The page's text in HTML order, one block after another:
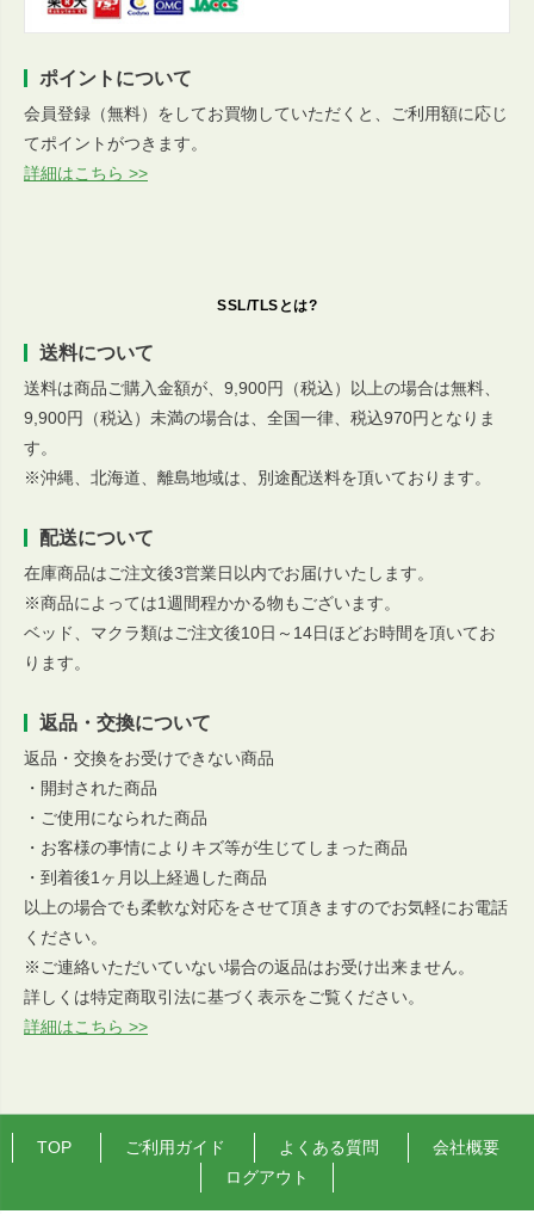
ポイントについて
会員登録（無料）をしてお買物していただくと、ご利用額に応じ
てポイントがつきます。
詳細はこちら >>
SSL/TLSとは?
送料について
送料は商品ご購入金額が、9,900円（税込）以上の場合は無料、
9,900円（税込）未満の場合は、全国一律、税込970円となりま
す。
※沖縄、北海道、離島地域は、別途配送料を頂いております。
配送について
在庫商品はご注文後3営業日以内でお届けいたします。
※商品によっては1週間程かかる物もございます。
ベッド、マクラ類はご注文後10日～14日ほどお時間を頂いてお
ります。
返品・交換について
返品・交換をお受けできない商品
・開封された商品
・ご使用になられた商品
・お客様の事情によりキズ等が生じてしまった商品
・到着後1ヶ月以上経過した商品
以上の場合でも柔軟な対応をさせて頂きますのでお気軽にお電話
ください。
※ご連絡いただいていない場合の返品はお受け出来ません。
詳しくは特定商取引法に基づく表示をご覧ください。
詳細はこちら >>
TOP ご利用ガイド よくある質問
会社概要
ログアウト